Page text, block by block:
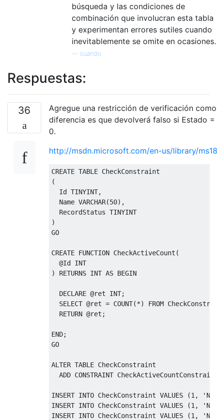
búsqueda y las condiciones de
combinación que involucran esta tabla
y experimentan errores sutiles cuando
inevitablemente se omite en ocasiones.
cuando
Respuestas:
36
Agregue una restricción de verificación
diferencia es que devolverá falso si Estado =
0.
http://msdn.microsoft.com/en-us/library/
CREATE TABLE
(
  Id TINYINT
,
  Name VARCHAR
(50),
)
GO
CREATE FUNCTION CheckActiveCount (
@
)
RETURNS INT AS BEGIN
DECLARE @ret INT;
SELECT @ret = COUNT(*) FROM
RETURN @ret ;
END;
GO
ALTER TABLE CheckConstraint
ADD CONSTRAINT
INSERT INTO CheckConstraint VALUES (1 ,
'No
INSERT INTO CheckConstraint VALUES (1 ,
'No
INSERT INTO CheckConstraint VALUES (1 ,
'No